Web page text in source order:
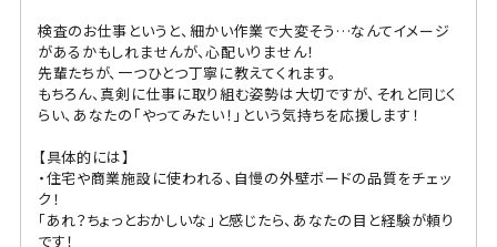
検査のお仕事というと、細かい作業で大変そう…なんてイメージ
があるかもしれませんが、心配いりません！
先輩たちが、一つひとつ丁寧に教えてくれます。
もちろん、真剣に仕事に取り組む姿勢は大切ですが、それと同じく
らい、あなたの「やってみたい！」という気持ちを応援します！
【具体的には】
・住宅や商業施設に使われる、自慢の外壁ボードの品質をチェッ
ク！
「あれ？ちょっとおかしいな」と感じたら、あなたの目と経験が頼り
です！